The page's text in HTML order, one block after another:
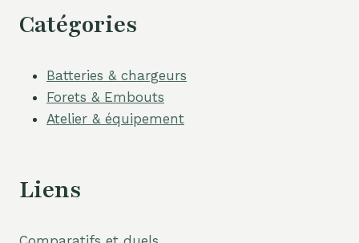
Catégories
Batteries & chargeurs
Forets & Embouts
Atelier & équipement
Liens